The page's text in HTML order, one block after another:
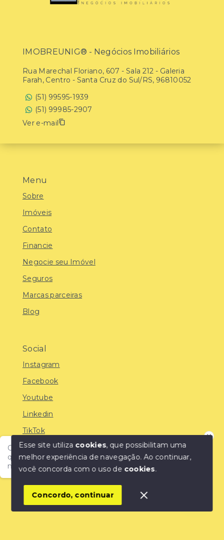
Olá! Encontre o imóvel ideal com a IMOBREUNIG®:
qualidade, confiança e as melhores oportunidades do
mercado!
Menu
Sobre
Imóveis
Contato
Financie
Negocie seu Imóvel
Seguros
Marcas parceiras
Blog
Social
Instagram
Facebook
Youtube
Linkedin
TikTok
© Copyright 2026 - IMOBREUNIG® - Negócios
SITE PARA IMOBILIARIA
IMOBREUNIG® - Negócios Imobiliários
Rua Marechal Floriano, 607 - Sala 212 - Galeria
Farah, Centro - Santa Cruz do Sul/RS, 96810052
(51) 99595-1939
(51) 99985-2907
Ver e-mail
Esse site utiliza cookies, que possibilitam uma
melhor experiência de navegação.Ao continuar,
você concorda com o uso de cookies.
Concordo, continuar